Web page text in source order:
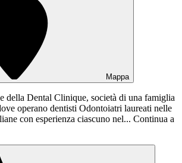
Mappa
della Dental Clinique, società di una famiglia
operano dentisti Odontoiatri laureati nelle
con esperienza ciascuno nel... Continua a